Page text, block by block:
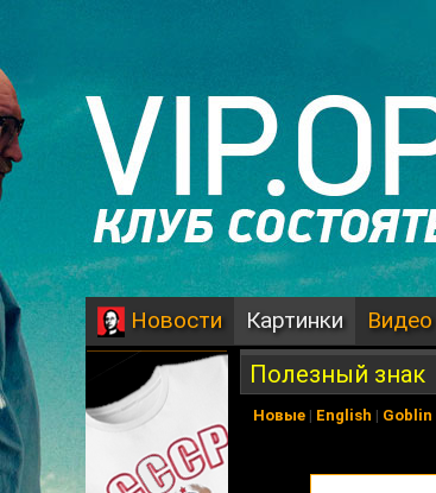
Новости Картинки Видео
Полезный знак
Новые| English | Goblin